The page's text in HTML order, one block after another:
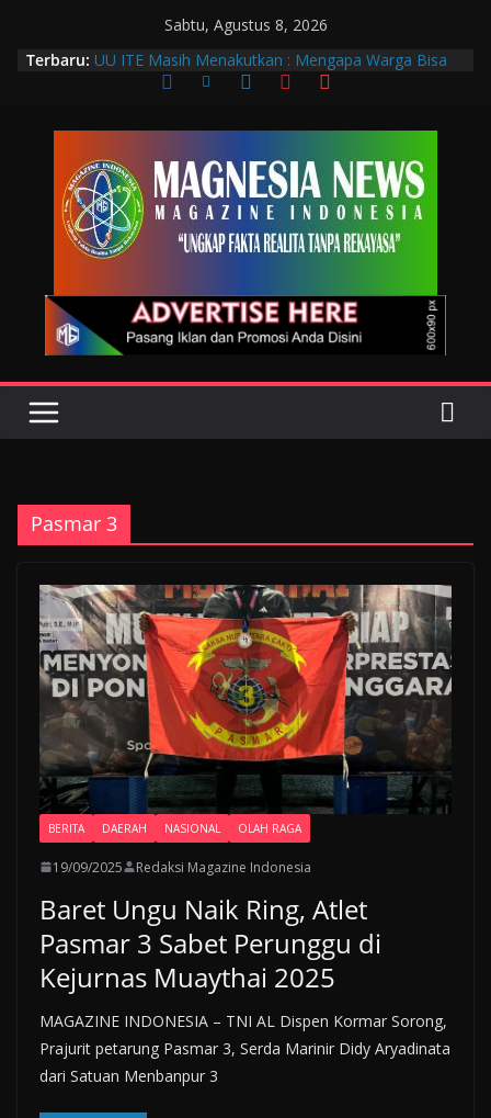
Sabtu, Agustus 8, 2026
Terbaru: UU ITE Masih Menakutkan : Mengapa Warga Bisa
Dipidana Hanya karena Bicara?
Momentum Penguatan Profesi dan Transformasi
Digital
Wakil Wali Kota Bandung Hadiri Muscab VIII PTGMI
Kota Bandung, Dorong Penguatan Kompetensi
Terapis Gigi dan Mulut
Langkah Awal Deteksi Dini Penyakit, Kenali Peran
Tenaga Teknologi Laboratorium Medik
Sebenarnya Sedang Melindungi Siapa?
Pasmar 3
BERITA DAERAH NASIONAL OLAH RAGA
19/09/2025 Redaksi Magazine Indonesia
Baret Ungu Naik Ring, Atlet
Pasmar 3 Sabet Perunggu di
Kejurnas Muaythai 2025
MAGAZINE INDONESIA – TNI AL Dispen Kormar Sorong,
Prajurit petarung Pasmar 3, Serda Marinir Didy Aryadinata
dari Satuan Menbanpur 3